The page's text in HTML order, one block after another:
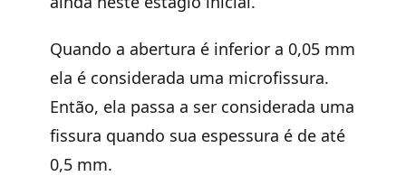
Quando a abertura é inferior a 0,05 mm
ela é considerada uma microfissura.
Então, ela passa a ser considerada uma
fissura quando sua espessura é de até
0,5 mm.